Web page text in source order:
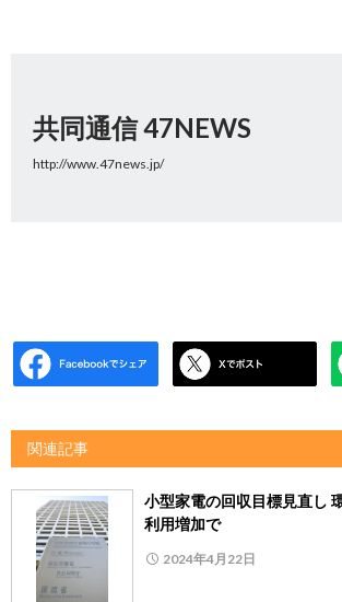
共同通信 47NEWS
http://www.47news.jp/
関連記事
小型家電の回収目標見直し
利用増加で
2024年4月22日